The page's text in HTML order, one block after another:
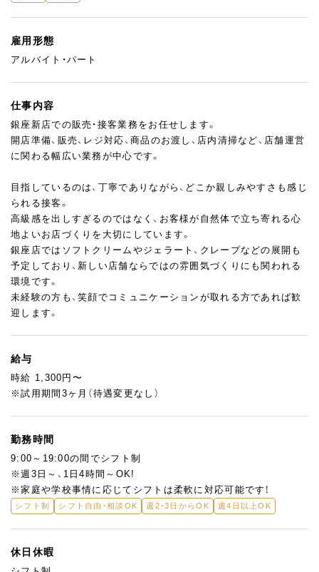
雇用形態
アルバイト・パート
仕事内容
銀座新店での販売・接客業務をお任せします。
開店準備、販売、レジ対応、商品のお渡し、店内清掃など、店舗運営
に関わる幅広い業務が中心です。
目指しているのは、丁寧でありながら、どこか親しみやすさも感じ
られる接客。
高級感を出しすぎるのではなく、お客様が自然体で立ち寄れる心
地よいお店づくりを大切にしています。
銀座店ではソフトクリームやジェラート、クレープなどの展開も
予定しており、新しい店舗ならではの雰囲気づくりにも関われる
環境です。
未経験の方も、笑顔でコミュニケーションが取れる方であれば歓
迎します。
給与
時給 1,300円〜
※試用期間3ヶ月（待遇変更なし）
勤務時間
9:00～19:00の間でシフト制
※週3日～、1日4時間～OK!
※家庭や学校事情に応じてシフトは柔軟に対応可能です！
シフト制 シフト自由・相談OK 週2・3日からOK 週4日以上OK
休日休暇